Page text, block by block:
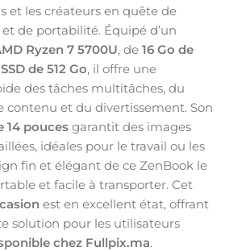
et les créateurs en quête de
de portabilité. Équipé d’un
Ryzen 7 5700U, de 16 Go de
SSD de 512 Go, il offre une
des tâches multitâches, du
contenu et du divertissement. Son
14 pouces garantit des images
idéales pour le travail ou les
fin et élégant de ce ZenBook le
et facile à transporter. Cet
est en excellent état, offrant
solution pour les utilisateurs
chez Fullpix.ma.